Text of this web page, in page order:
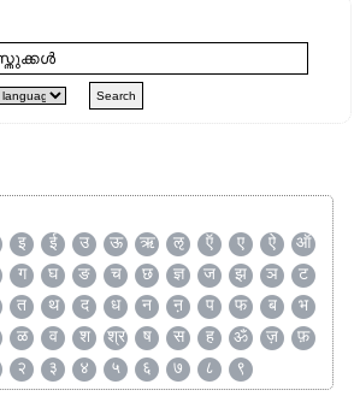
इ ई उ ऊ ऋ ऌ ऍ ए ऐ
ऑ
ग घ ङ च छ ज्ञ ज झ ञ
ट
त थ द ध न ऩ प फ ब
भ
ळ व श श्र ष स ह ॐ ज़
फ़
२ ३ ४ ५ ६ ७ ८ ९